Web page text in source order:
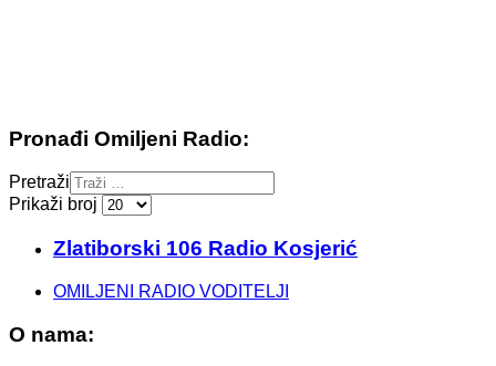
Pronađi Omiljeni Radio:
Pretraži
Prikaži broj
Zlatiborski 106 Radio Kosjerić
OMILJENI RADIO VODITELJI
O nama: